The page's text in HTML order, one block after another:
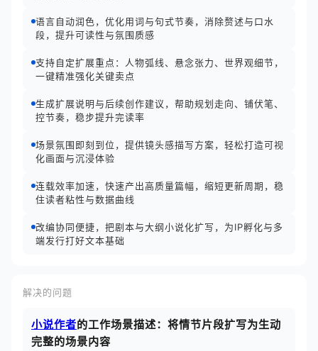
语言自动润色，优化用词与句式节奏，消除赘述与口水
段，提升可读性与氛围质感
支持自定扩展重点：人物弧线、悬念张力、世界观细节，
一键精准强化关键卖点
生成扩展说明与后续创作建议，帮助规划走向、铺伏笔、
控节奏，稳步提升完读率
场景氛围即刻到位，提供镜头感描写方案，轻松打造可视
化画面与沉浸体验
连载效率加速，快速产出高质量篇幅，缩短更新周期，稳
住读者粘性与数据曲线
改编协同便捷，把剧本与大纲小说化扩写，为IP孵化与多
端发行打好文本基础
解决的问题
小说作者的工作场景描述：将情节片段扩写为生动
完整的场景内容